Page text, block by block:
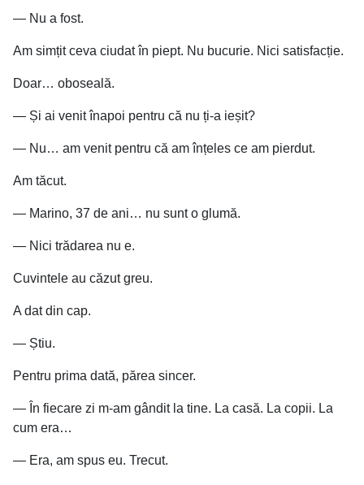
— Nu a fost.
Am simțit ceva ciudat în piept. Nu bucurie. Nici satisfacție.
Doar… oboseală.
— Și ai venit înapoi pentru că nu ți-a ieșit?
— Nu… am venit pentru că am înțeles ce am pierdut.
Am tăcut.
— Marino, 37 de ani… nu sunt o glumă.
— Nici trădarea nu e.
Cuvintele au căzut greu.
A dat din cap.
— Știu.
Pentru prima dată, părea sincer.
— În fiecare zi m-am gândit la tine. La casă. La copii. La
cum era…
— Era, am spus eu. Trecut.